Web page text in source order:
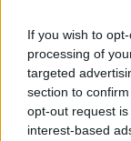
If you wish to
processing of
targeted
section to
opt-out request
interest-based